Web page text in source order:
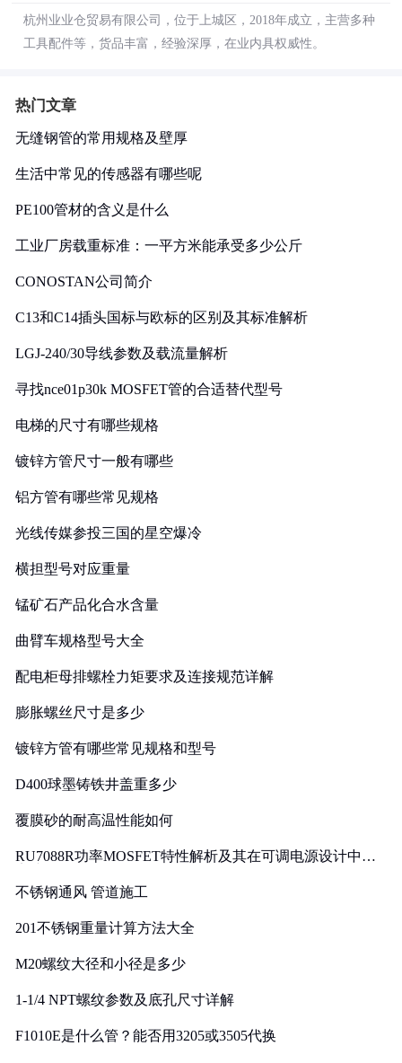
杭州业业仓贸易有限公司，位于上城区，2018年成立，主营多种
工具配件等，货品丰富，经验深厚，在业内具权威性。
热门文章
无缝钢管的常用规格及壁厚
生活中常见的传感器有哪些呢
PE100管材的含义是什么
工业厂房载重标准：一平方米能承受多少公斤
CONOSTAN公司简介
C13和C14插头国标与欧标的区别及其标准解析
LGJ-240/30导线参数及载流量解析
寻找nce01p30k MOSFET管的合适替代型号
电梯的尺寸有哪些规格
镀锌方管尺寸一般有哪些
铝方管有哪些常见规格
光线传媒参投三国的星空爆冷
横担型号对应重量
锰矿石产品化合水含量
曲臂车规格型号大全
配电柜母排螺栓力矩要求及连接规范详解
膨胀螺丝尺寸是多少
镀锌方管有哪些常见规格和型号
D400球墨铸铁井盖重多少
覆膜砂的耐高温性能如何
RU7088R功率MOSFET特性解析及其在可调电源设计中的
不锈钢通风 管道施工
201不锈钢重量计算方法大全
M20螺纹大径和小径是多少
1-1/4 NPT螺纹参数及底孔尺寸详解
F1010E是什么管？能否用3205或3505代换